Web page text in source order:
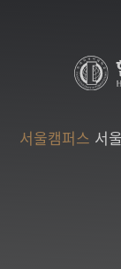
서울캠퍼스 서